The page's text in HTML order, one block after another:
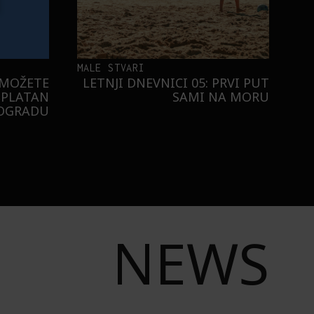
MALE STVARI
LETNJI DNEVNICI 05: PRVI PUT
SAMI NA MORU
NEWS